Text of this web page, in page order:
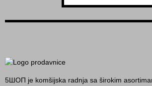
5ШОП je komšijska radnja sa širokim